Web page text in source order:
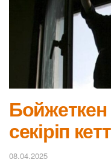
Бойжеткен
секіріп
08.04.2025